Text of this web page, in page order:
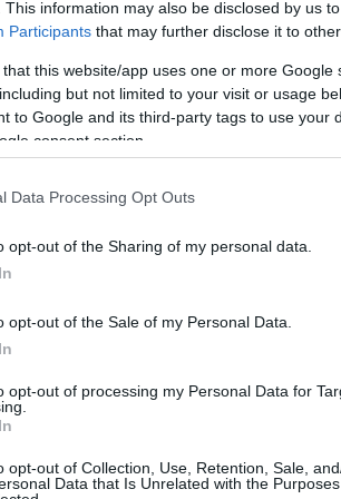
This information may also be disclosed by us
Participants that may further disclose it to
that this website/app uses one or more
but not limited to your visit or usage
to Google and its third-party tags to use your
consent section.
Data Processing Opt Outs
opt-out of the Sharing of my personal data.
opt-out of the Sale of my Personal Data.
opt-out of processing my Personal Data for
opt-out of Collection, Use, Retention, Sale,
Data that Is Unrelated with the
hangjuk, és már a küzdelmet is
26-án minden gyűjtő sírva
temetéséről
mclaren
SUN - ÚJ SEX